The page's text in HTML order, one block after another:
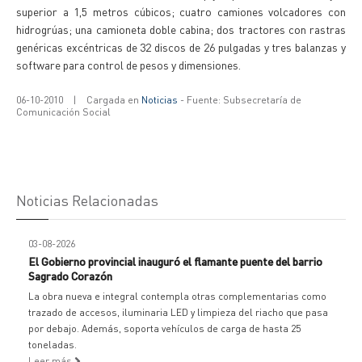
superior a 1,5 metros cúbicos; cuatro camiones volcadores con
hidrogrúas; una camioneta doble cabina; dos tractores con rastras
genéricas excéntricas de 32 discos de 26 pulgadas y tres balanzas y
software para control de pesos y dimensiones.
06-10-2010 | Cargada en Noticias - Fuente: Subsecretaría de
Comunicación Social
Noticias Relacionadas
03-08-2026
El Gobierno provincial inauguró el flamante puente del barrio
Sagrado Corazón
La obra nueva e integral contempla otras complementarias como
trazado de accesos, iluminaria LED y limpieza del riacho que pasa
por debajo. Además, soporta vehículos de carga de hasta 25
toneladas.